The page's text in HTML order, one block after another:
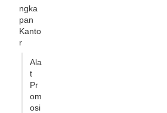
ngka
pan
Kanto
r
Ala
t
Pr
om
osi